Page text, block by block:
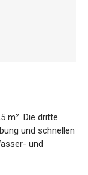
m². Die dritte
und schnellen
und